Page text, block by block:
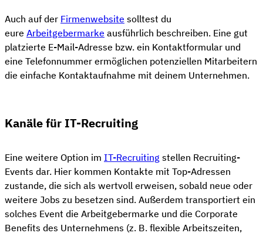
Auch auf der Firmenwebsite solltest du
eure Arbeitgebermarke ausführlich beschreiben. Eine gut
platzierte E-Mail-Adresse bzw. ein Kontaktformular und
eine Telefonnummer ermöglichen potenziellen Mitarbeitern
die einfache Kontaktaufnahme mit deinem Unternehmen.
Kanäle für IT-Recruiting
Eine weitere Option im IT-Recruiting stellen Recruiting-
Events dar. Hier kommen Kontakte mit Top-Adressen
zustande, die sich als wertvoll erweisen, sobald neue oder
weitere Jobs zu besetzen sind. Außerdem transportiert ein
solches Event die Arbeitgebermarke und die Corporate
Benefits des Unternehmens (z. B. flexible Arbeitszeiten,